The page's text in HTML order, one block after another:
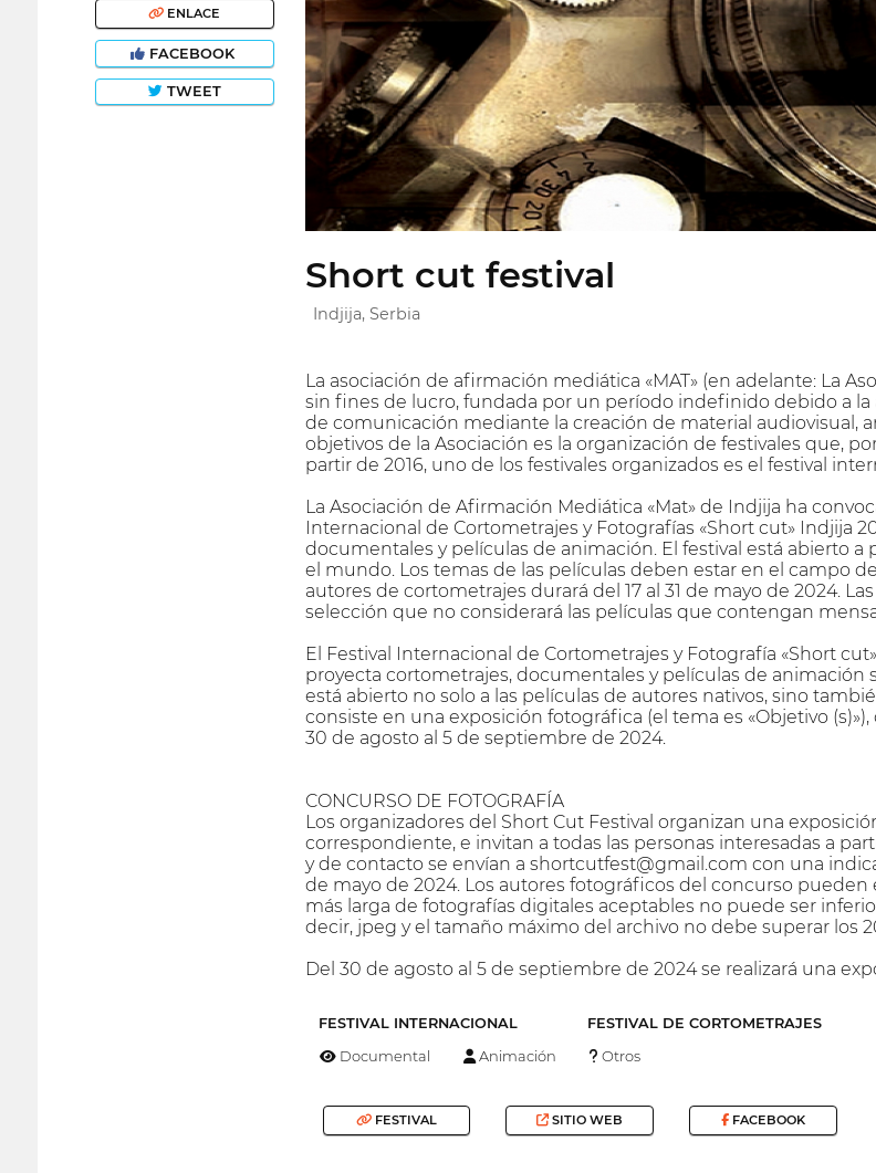
ENLACE
FACEBOOK
TWEET
Short cut festival
Indjija, Serbia
La asociación de afirmación mediática «MAT» (en adelante: La
sin fines de lucro, fundada por un período indefinido debido a
de comunicación mediante la creación de material audiovisual,
objetivos de la Asociación es la organización de festivales que,
partir de 2016, uno de los festivales organizados es el festival
La Asociación de Afirmación Mediática «Mat» de Indjija ha
Internacional de Cortometrajes y Fotografías «Short cut» Indjija
documentales y películas de animación. El festival está abierto
el mundo. Los temas de las películas deben estar en el campo
autores de cortometrajes durará del 17 al 31 de mayo de 2024.
selección que no considerará las películas que contengan
El Festival Internacional de Cortometrajes y Fotografía «Short
proyecta cortometrajes, documentales y películas de animación
está abierto no solo a las películas de autores nativos, sino
consiste en una exposición fotográfica (el tema es «Objetivo
30 de agosto al 5 de septiembre de 2024.
CONCURSO DE FOTOGRAFÍA
Los organizadores del Short Cut Festival organizan una
correspondiente, e invitan a todas las personas interesadas a
y de contacto se envían a shortcutfest@gmail.com con una
de mayo de 2024. Los autores fotográficos del concurso
más larga de fotografías digitales aceptables no puede ser
decir, jpeg y el tamaño máximo del archivo no debe superar los
Del 30 de agosto al 5 de septiembre de 2024 se realizará una
FESTIVAL INTERNACIONAL FESTIVAL DE CORTOMETRAJES
Documental Animación Otros
FESTIVAL SITIO WEB FACEBOOK